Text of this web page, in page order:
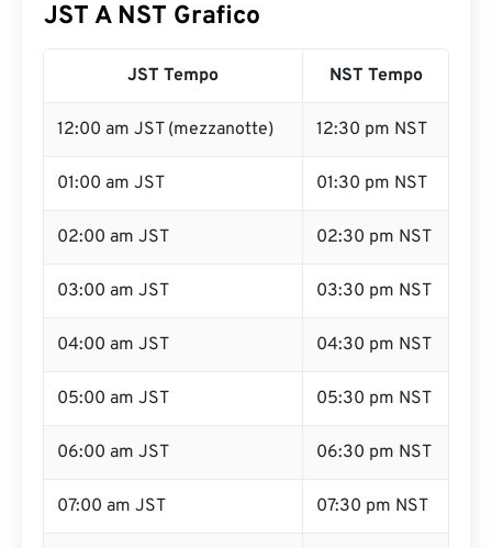
JST A NST Grafico
JST Tempo NST Tempo
12:00 am JST (mezzanotte) 12:30 pm NST
01:00 am JST 01:30 pm NST
02:00 am JST 02:30 pm NST
03:00 am JST 03:30 pm NST
04:00 am JST 04:30 pm NST
05:00 am JST 05:30 pm NST
06:00 am JST 06:30 pm NST
07:00 am JST 07:30 pm NST